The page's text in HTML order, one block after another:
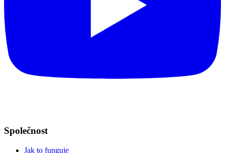
Společnost
Jak to funguje